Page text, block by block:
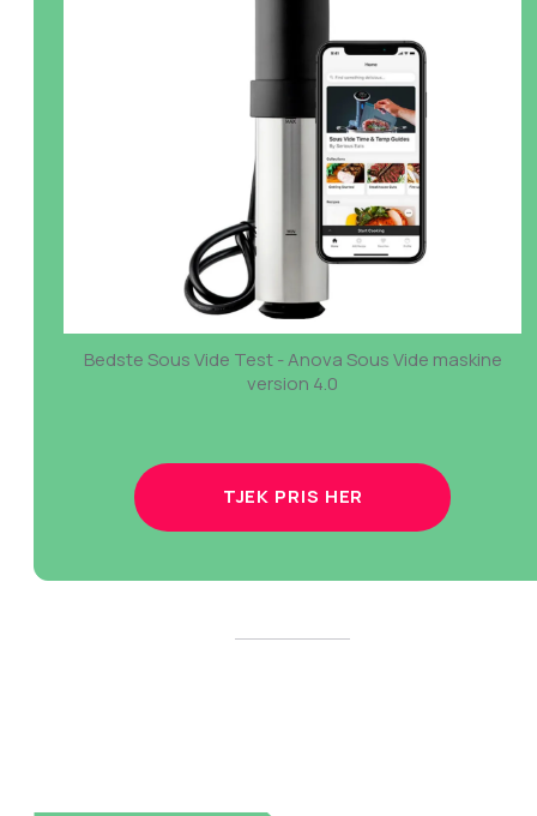
Bedste Sous Vide Test - Anova Sous Vide maskine
version 4.0
TJEK PRIS HER